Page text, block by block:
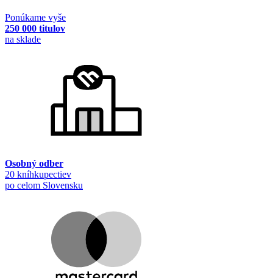
Ponúkame vyše
250 000 titulov
na sklade
Osobný odber
20 kníhkupectiev
po celom Slovensku